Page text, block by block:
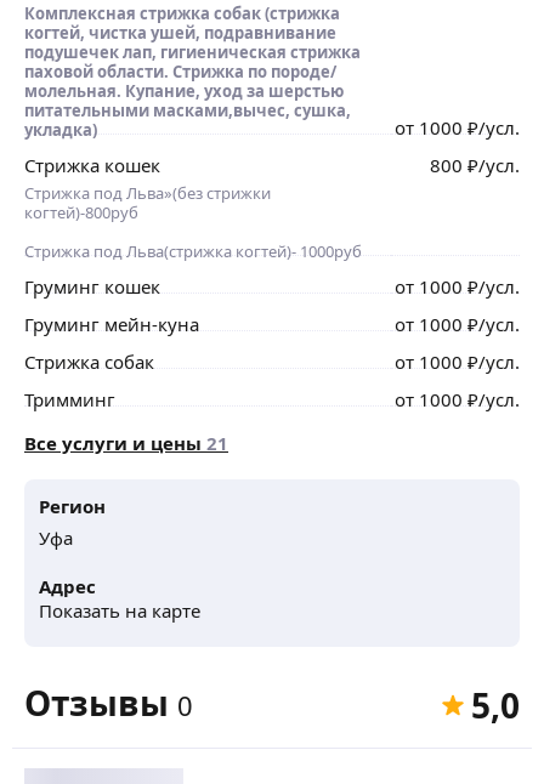
Комплексная стрижка собак (стрижка
когтей, чистка ушей, подравнивание
подушечек лап, гигиеническая стрижка
паховой области. Стрижка по породе/
молельная. Купание, уход за шерстью
питательными масками,вычес, сушка,
укладка)
от 1000 ₽/усл.
Стрижка кошек
Стрижка под Льва»(без стрижки
когтей)-800руб
Стрижка под Льва(стрижка когтей)- 1000руб
800 ₽/усл.
Груминг кошек от 1000 ₽/усл.
Груминг мейн-куна
от 1000 ₽/усл.
Стрижка собак
от 1000 ₽/усл.
Тримминг
от 1000 ₽/усл.
Все услуги и цены 21
Регион
Уфа
Адрес
Показать на карте
Отзывы 0 5,0